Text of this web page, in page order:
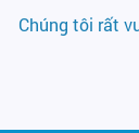
Chúng tôi rất